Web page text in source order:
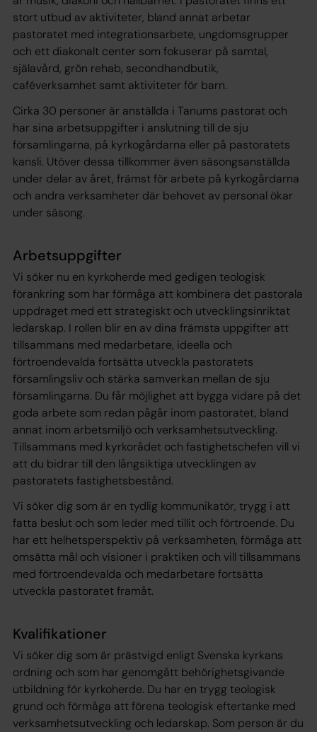
stort utbud av aktiviteter, bland annat arbetar
pastoratet med integrationsarbete, ungdomsgrupper
och ett diakonalt center som fokuserar på samtal,
själavård, grön rehab, secondhandbutik,
caféverksamhet samt aktiviteter för barn.
Cirka 30 personer är anställda i Tanums pastorat och
har sina arbetsuppgifter i anslutning till de sju
församlingarna, på kyrkogårdarna eller på pastoratets
kansli. Utöver dessa tillkommer även säsongsanställda
under delar av året, främst för arbete på kyrkogårdarna
och andra verksamheter där behovet av personal ökar
under säsong.
Arbetsuppgifter
Vi söker nu en kyrkoherde med gedigen teologisk
förankring som har förmåga att kombinera det pastorala
uppdraget med ett strategiskt och utvecklingsinriktat
ledarskap. I rollen blir en av dina främsta uppgifter att
tillsammans med medarbetare, ideella och
förtroendevalda fortsätta utveckla pastoratets
församlingsliv och stärka samverkan mellan de sju
församlingarna. Du får möjlighet att bygga vidare på det
goda arbete som redan pågår inom pastoratet, bland
annat inom arbetsmiljö och verksamhetsutveckling.
Tillsammans med kyrkorådet och fastighetschefen vill vi
att du bidrar till den långsiktiga utvecklingen av
pastoratets fastighetsbestånd.
Vi söker dig som är en tydlig kommunikatör, trygg i att
fatta beslut och som leder med tillit och förtroende. Du
har ett helhetsperspektiv på verksamheten, förmåga att
omsätta mål och visioner i praktiken och vill tillsammans
med förtroendevalda och medarbetare fortsätta
utveckla pastoratet framåt.
Kvalifikationer
Vi söker dig som är prästvigd enligt Svenska kyrkans
ordning och som har genomgått behörighetsgivande
utbildning för kyrkoherde. Du har en trygg teologisk
grund och förmåga att förena teologisk eftertanke med
verksamhetsutveckling och ledarskap. Som person är du